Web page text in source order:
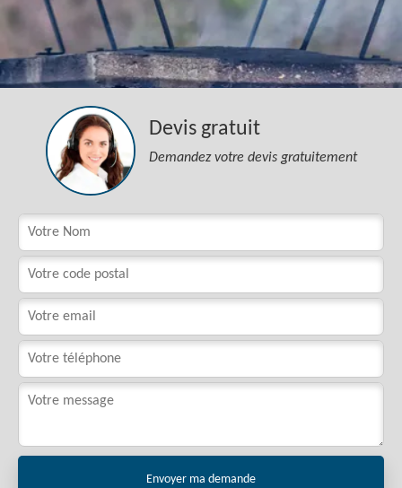
Devis gratuit
Demandez votre devis gratuitement